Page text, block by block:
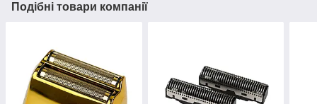
Подібні товари компанії